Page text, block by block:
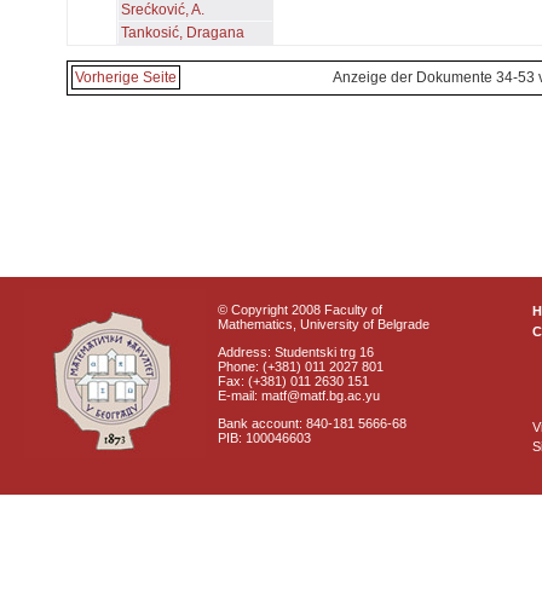
Srećković, A.
Tankosić, Dragana
Vorherige Seite Anzeige der Dokumente 34-53
© Copyright 2008 Faculty of
Mathematics, University of Belgrade
Address: Studentski trg 16
Phone: (+381) 011 2027 801
Fax: (+381) 011 2630 151
E-mail: matf@matf.bg.ac.yu
Bank account: 840-181 5666-68
PIB: 100046603